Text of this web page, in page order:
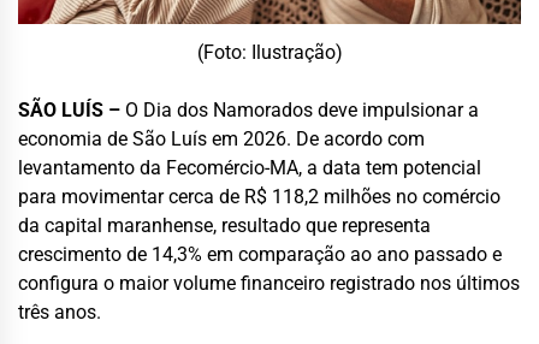
(Foto: Ilustração)
SÃO LUÍS – O Dia dos Namorados deve impulsionar a
economia de São Luís em 2026. De acordo com
levantamento da Fecomércio-MA, a data tem potencial
para movimentar cerca de R$ 118,2 milhões no comércio
da capital maranhense, resultado que representa
crescimento de 14,3% em comparação ao ano passado e
configura o maior volume financeiro registrado nos últimos
três anos.